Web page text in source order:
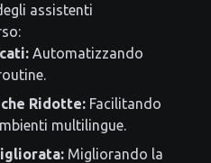
assistenti
Automatizzando
Ridotte: Facilitando
multilingue.
Migliorando la